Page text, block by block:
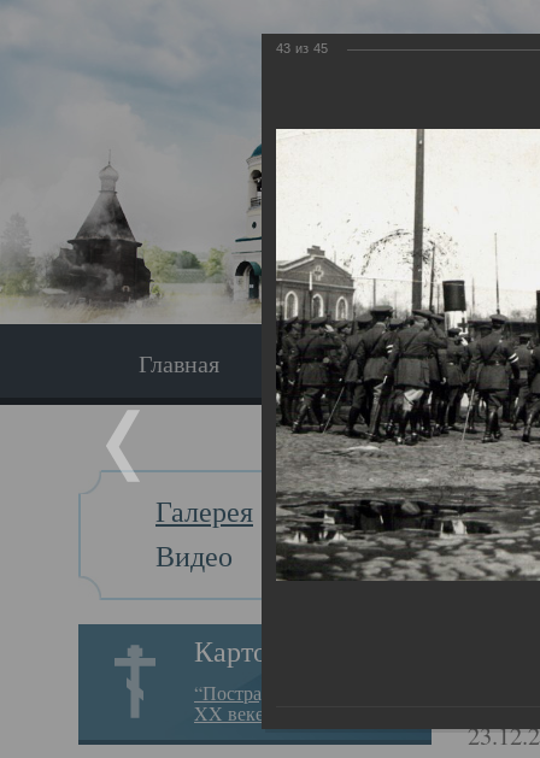
Главная Экскурсия
Галерея
Видео
Картотека
“Пострадавшие за веру в
XX веке на Севере”
Главная
43 из 45